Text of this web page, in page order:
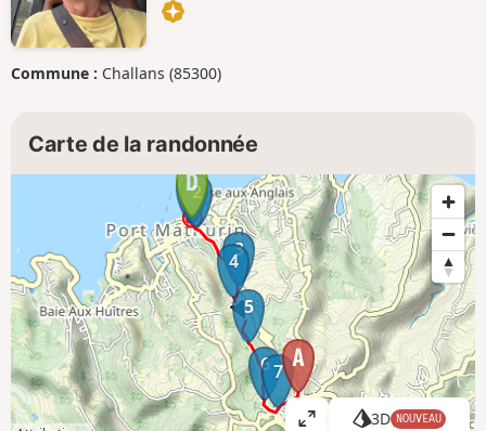
Commune : Challans (85300)
Carte de la randonnée
12
3
4
5
67
3D NOUVEAU